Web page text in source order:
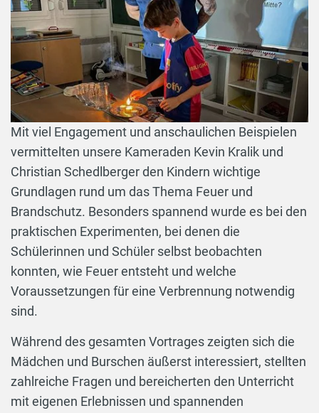
Mit viel Engagement und anschaulichen Beispielen
vermittelten unsere Kameraden Kevin Kralik und
Christian Schedlberger den Kindern wichtige
Grundlagen rund um das Thema Feuer und
Brandschutz. Besonders spannend wurde es bei den
praktischen Experimenten, bei denen die
Schülerinnen und Schüler selbst beobachten
konnten, wie Feuer entsteht und welche
Voraussetzungen für eine Verbrennung notwendig
sind.
Während des gesamten Vortrages zeigten sich die
Mädchen und Burschen äußerst interessiert, stellten
zahlreiche Fragen und bereicherten den Unterricht
mit eigenen Erlebnissen und spannenden